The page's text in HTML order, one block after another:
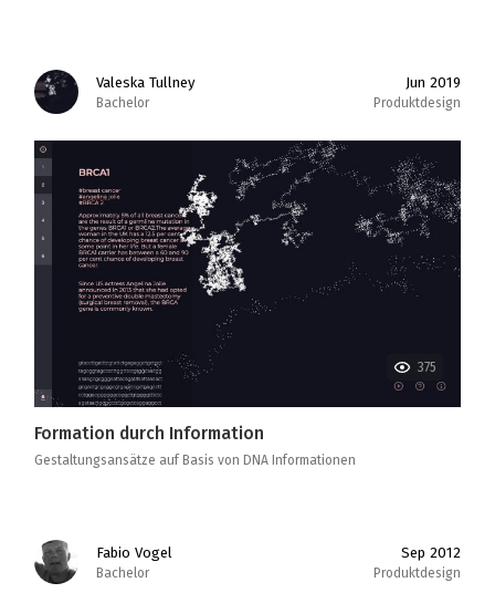
Valeska Tullney
Bachelor
Jun 2019
Produktdesign
375
Formation durch Information
Gestaltungsansätze auf Basis von DNA Informationen
Fabio Vogel
Bachelor
Sep 2012
Produktdesign